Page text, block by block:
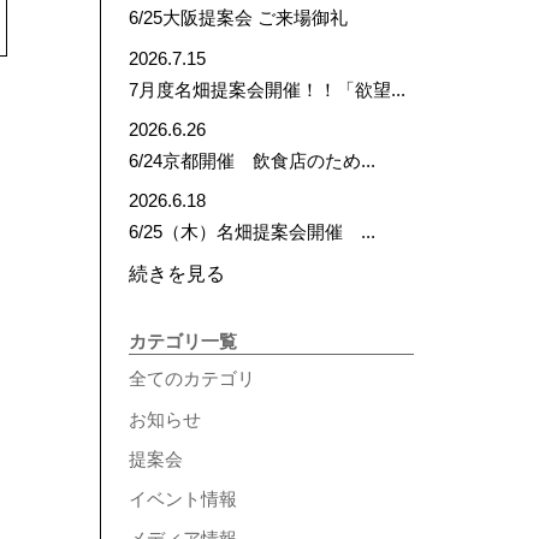
6/25大阪提案会 ご来場御礼
2026.7.15
7月度名畑提案会開催！！「欲望...
2026.6.26
6/24京都開催 飲食店のため...
2026.6.18
6/25（木）名畑提案会開催 ...
続きを見る
カテゴリ一覧
全てのカテゴリ
お知らせ
提案会
イベント情報